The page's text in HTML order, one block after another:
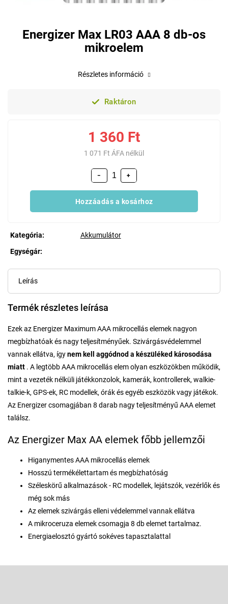
Energizer Max LR03 AAA 8 db-os
mikroelem
Raktáron
1 360 Ft
1 071 Ft ÁFA nélkül
+
−
Hozzáadás a kosárhoz
Kategória:
Akkumulátor
Egységár:
Részletes információ
Leírás
Termék részletes leírása
Ezek az Energizer Maximum AAA mikrocellás elemek nagyon
megbízhatóak és nagy teljesítményűek. Szivárgásvédelemmel
vannak ellátva, ígynem kell aggódnod a készüléked károsodása
miatt . A legtöbb AAA mikrocellás elem olyan eszközökben működik,
mint a vezeték nélküli játékkonzolok, kamerák, kontrollerek, walkie-
talkie-k, GPS-ek, RC modellek, órák és egyéb eszközök vagy játékok.
Az Energizer csomagjában 8 darab nagy teljesítményű AAA elemet
találsz.
Az Energizer Max AA elemek főbb jellemzői
Higanymentes AAA mikrocellás elemek
Hosszú termékélettartam és megbízhatóság
Széleskörű alkalmazások - RC modellek, lejátszók, vezérlők és
még sok más
Az elemek szivárgás elleni védelemmel vannak ellátva
A mikroceruza elemek csomagja 8 db elemet tartalmaz.
Energiaelosztó gyártó sokéves tapasztalattal